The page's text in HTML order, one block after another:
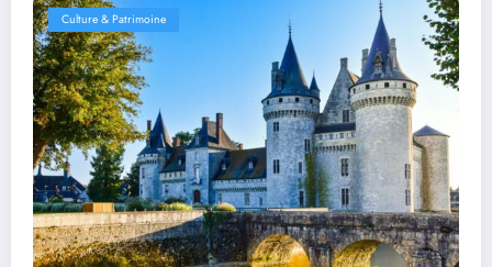
Culture & Patrimoine